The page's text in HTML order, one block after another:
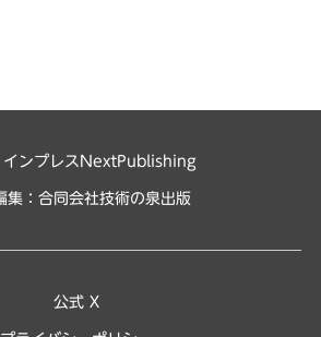
インプレスNextPublishing
集： 合同会社技術の泉出版
公式 X